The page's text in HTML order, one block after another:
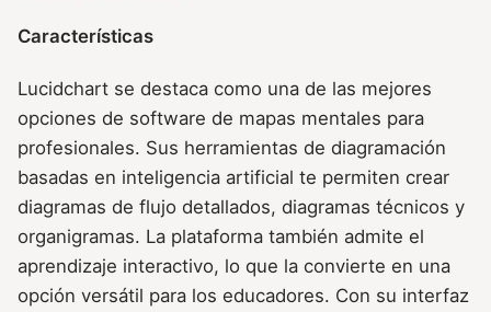
Características
Lucidchart se destaca como una de las mejores
opciones de software de mapas mentales para
profesionales. Sus herramientas de diagramación
basadas en inteligencia artificial te permiten crear
diagramas de flujo detallados, diagramas técnicos y
organigramas. La plataforma también admite el
aprendizaje interactivo, lo que la convierte en una
opción versátil para los educadores. Con su interfaz